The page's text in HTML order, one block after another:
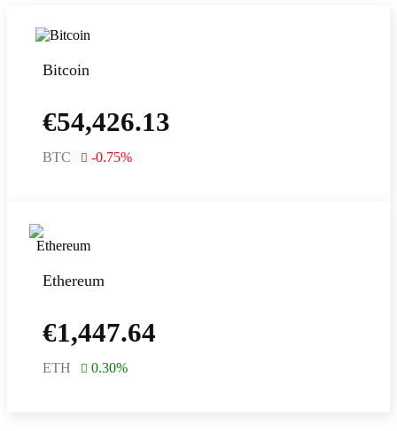
Bitcoin
€54,426.13
BTC -0.75%
Ethereum
€1,447.64
ETH 0.30%